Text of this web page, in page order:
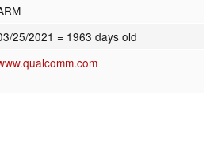
25/2021 = 1963 days old